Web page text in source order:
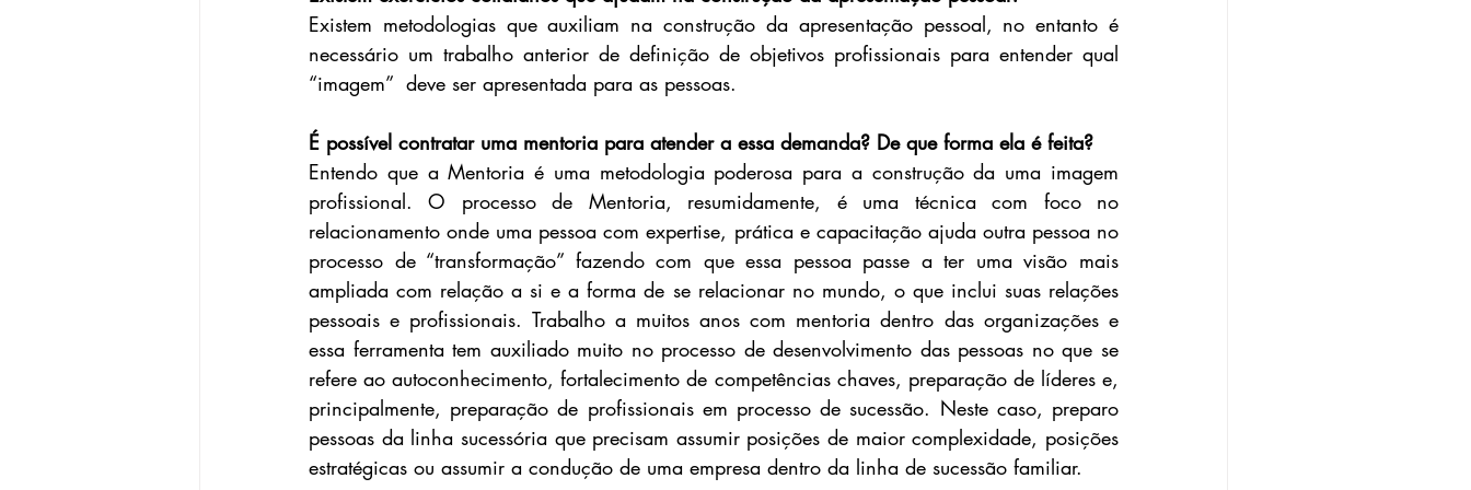
Existem metodologias que auxiliam na construção da apresentação pessoal, no entanto é
necessário um trabalho anterior de definição de objetivos profissionais para entender qual
“imagem”  deve ser apresentada para as pessoas.
É possível contratar uma mentoria para atender a essa demanda? De que forma ela é feita?
Entendo que a Mentoria é uma metodologia poderosa para a construção da uma imagem
profissional. O processo de Mentoria, resumidamente, é uma técnica com foco no
relacionamento onde uma pessoa com expertise, prática e capacitação ajuda outra pessoa no
processo de “transformação” fazendo com que essa pessoa passe a ter uma visão mais
ampliada com relação a si e a forma de se relacionar no mundo, o que inclui suas relações
pessoais e profissionais. Trabalho a muitos anos com mentoria dentro das organizações e
essa ferramenta tem auxiliado muito no processo de desenvolvimento das pessoas no que se
refere ao autoconhecimento, fortalecimento de competências chaves, preparação de líderes e,
principalmente, preparação de profissionais em processo de sucessão. Neste caso, preparo
pessoas da linha sucessória que precisam assumir posições de maior complexidade, posições
estratégicas ou assumir a condução de uma empresa dentro da linha de sucessão familiar.